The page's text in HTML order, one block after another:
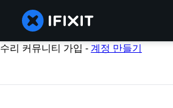
수리 커뮤니티 가입 -계정 만들기